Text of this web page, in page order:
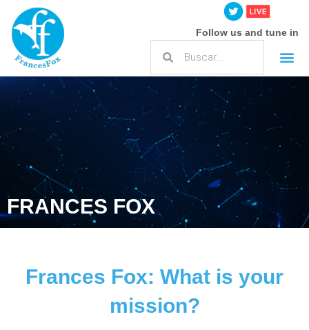
Follow us and tune in
FRANCES FOX
Frances Fox: What is your
mission?